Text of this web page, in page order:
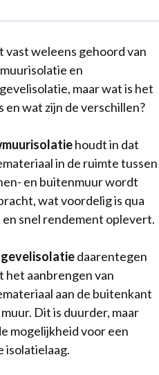
vast weleens gehoord van
en
maar wat is het
en wat zijn de verschillen?
houdt in dat
in de ruimte tussen
en buitenmuur wordt
wat voordelig is qua
snel rendement oplevert.
daarentegen
aanbrengen van
aan de buitenkant
Dit is duurder, maar
mogelijkheid voor een
isolatielaag.